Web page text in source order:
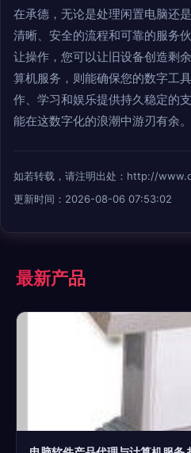
在承德，无论是处理闲置电脑还
清晰、安全的流程和可靠的服务
让操作，您可以让旧设备创造剩
算机服务，则能确保您的数字工
作、学习和娱乐提供持久稳定的
能在这数字化的浪潮中游刃有余。
如若转载，请注明出处：http://
更新时间：2026-08-06 07:53:02
最新产品